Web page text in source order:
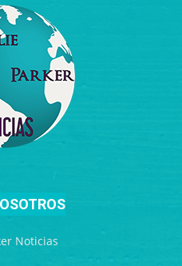
Noticias